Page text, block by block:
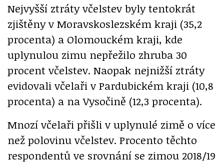
Nejvyšší ztráty včelstev byly tentokrát
zjištěny v Moravskoslezském kraji (35,2
procenta) a Olomouckém kraji, kde
uplynulou zimu nepřežilo zhruba 30
procent včelstev. Naopak nejnižší ztráty
evidovali včelaři v Pardubickém kraji (10,8
procenta) a na Vysočině (12,3 procenta).
Mnozí včelaři přišli v uplynulé zimě o více
než polovinu včelstev. Procento těchto
respondentů ve srovnání se zimou 2018/19